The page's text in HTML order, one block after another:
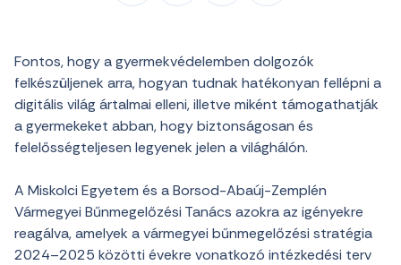
Fontos, hogy a gyermekvédelemben dolgozók
felkészüljenek arra, hogyan tudnak hatékonyan fellépni a
digitális világ ártalmai elleni, illetve miként támogathatják
a gyermekeket abban, hogy biztonságosan és
felelősségteljesen legyenek jelen a világhálón.
A Miskolci Egyetem és a Borsod-Abaúj-Zemplén
Vármegyei Bűnmegelőzési Tanács azokra az igényekre
reagálva, amelyek a vármegyei bűnmegelőzési stratégia
2024–2025 közötti évekre vonatkozó intézkedési terv